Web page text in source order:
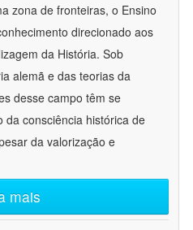
zona de fronteiras, o Ensino
direcionado aos
da História. Sob
alemã e das teorias da
desse campo têm se
consciência histórica de
da valorização e
mais